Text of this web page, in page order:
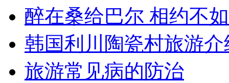
醉在桑给巴尔 相约不
韩国利川陶瓷村旅游介
旅游常见病的防治